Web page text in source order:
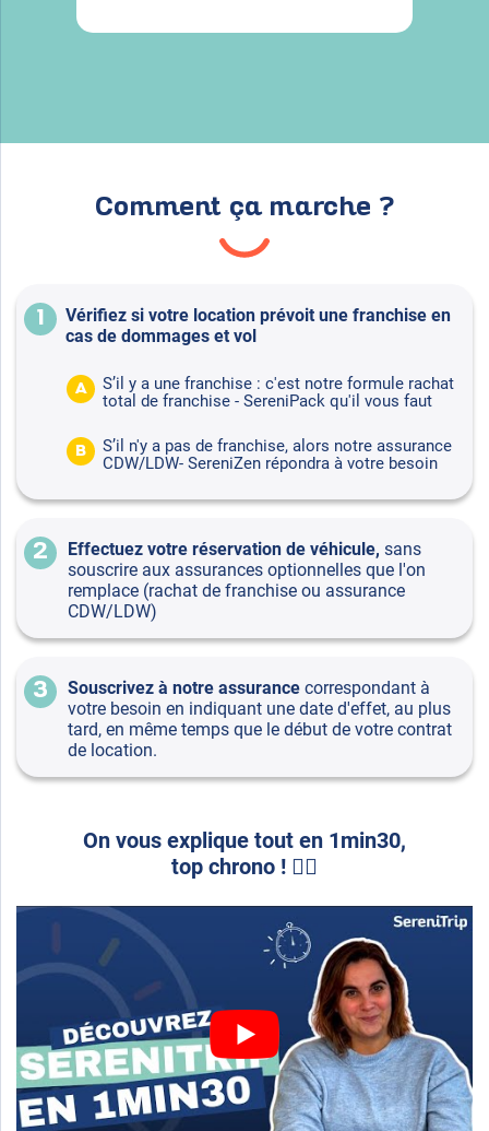
Comment ça marche ?
1
Vérifiez si votre location prévoit une franchise en
cas de dommages et vol
A
S’il y a une franchise : c'est notre formule rachat
total de franchise - SereniPack qu'il vous faut
B
S’il n'y a pas de franchise, alors notre assurance
CDW/LDW- SereniZen répondra à votre besoin
2 Effectuez votre réservation de véhicule, sans
souscrire aux assurances optionnelles que l'on
remplace (rachat de franchise ou assurance
CDW/LDW)
3 Souscrivez à notre assurance correspondant à
votre besoin en indiquant une date d'effet, au plus
tard, en même temps que le début de votre contrat
de location.
On vous explique tout en 1min30,
top chrono ! 👇🏻